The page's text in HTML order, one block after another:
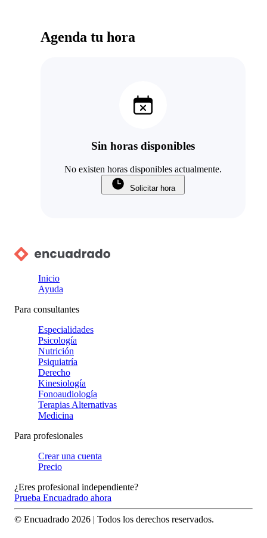
Agenda tu hora
Sin horas disponibles
No existen horas disponibles actualmente.
Solicitar hora
Inicio
Ayuda
Para consultantes
Especialidades
Psicología
Nutrición
Psiquiatría
Derecho
Kinesiología
Fonoaudiología
Terapias Alternativas
Medicina
Para profesionales
Crear una cuenta
Precio
¿Eres profesional independiente?
Prueba Encuadrado ahora
© Encuadrado 2026 | Todos los derechos reservados.